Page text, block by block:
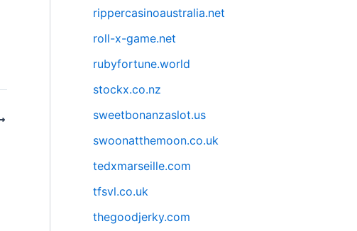
rippercasinoaustralia.net
roll-x-game.net
rubyfortune.world
stockx.co.nz
sweetbonanzaslot.us
swoonatthemoon.co.uk
tedxmarseille.com
tfsvl.co.uk
thegoodjerky.com